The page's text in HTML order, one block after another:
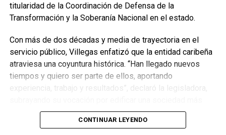
Recibe las noticias al instante
importantes de Quintana Roo directamente
en tu teléfono.
titularidad de la Coordinación de Defensa de la
Transformación y la Soberanía Nacional en el estado.
Con más de dos décadas y media de trayectoria en el
servicio público, Villegas enfatizó que la entidad caribeña
atraviesa una coyuntura histórica. “Han llegado nuevos
tiempos y quiero ser parte de ellos, aportando
experiencia, trabajo y resultados”, declaró la legisladora,
justa, unida y equitativa.
CONTINUAR LEYENDO